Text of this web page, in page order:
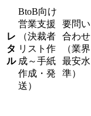
レ
タ
ル
BtoB向け
営業支援
（決裁者
リスト作
成～手紙
作成・発
送）
要問い
合わせ
（業界
最安水
準）